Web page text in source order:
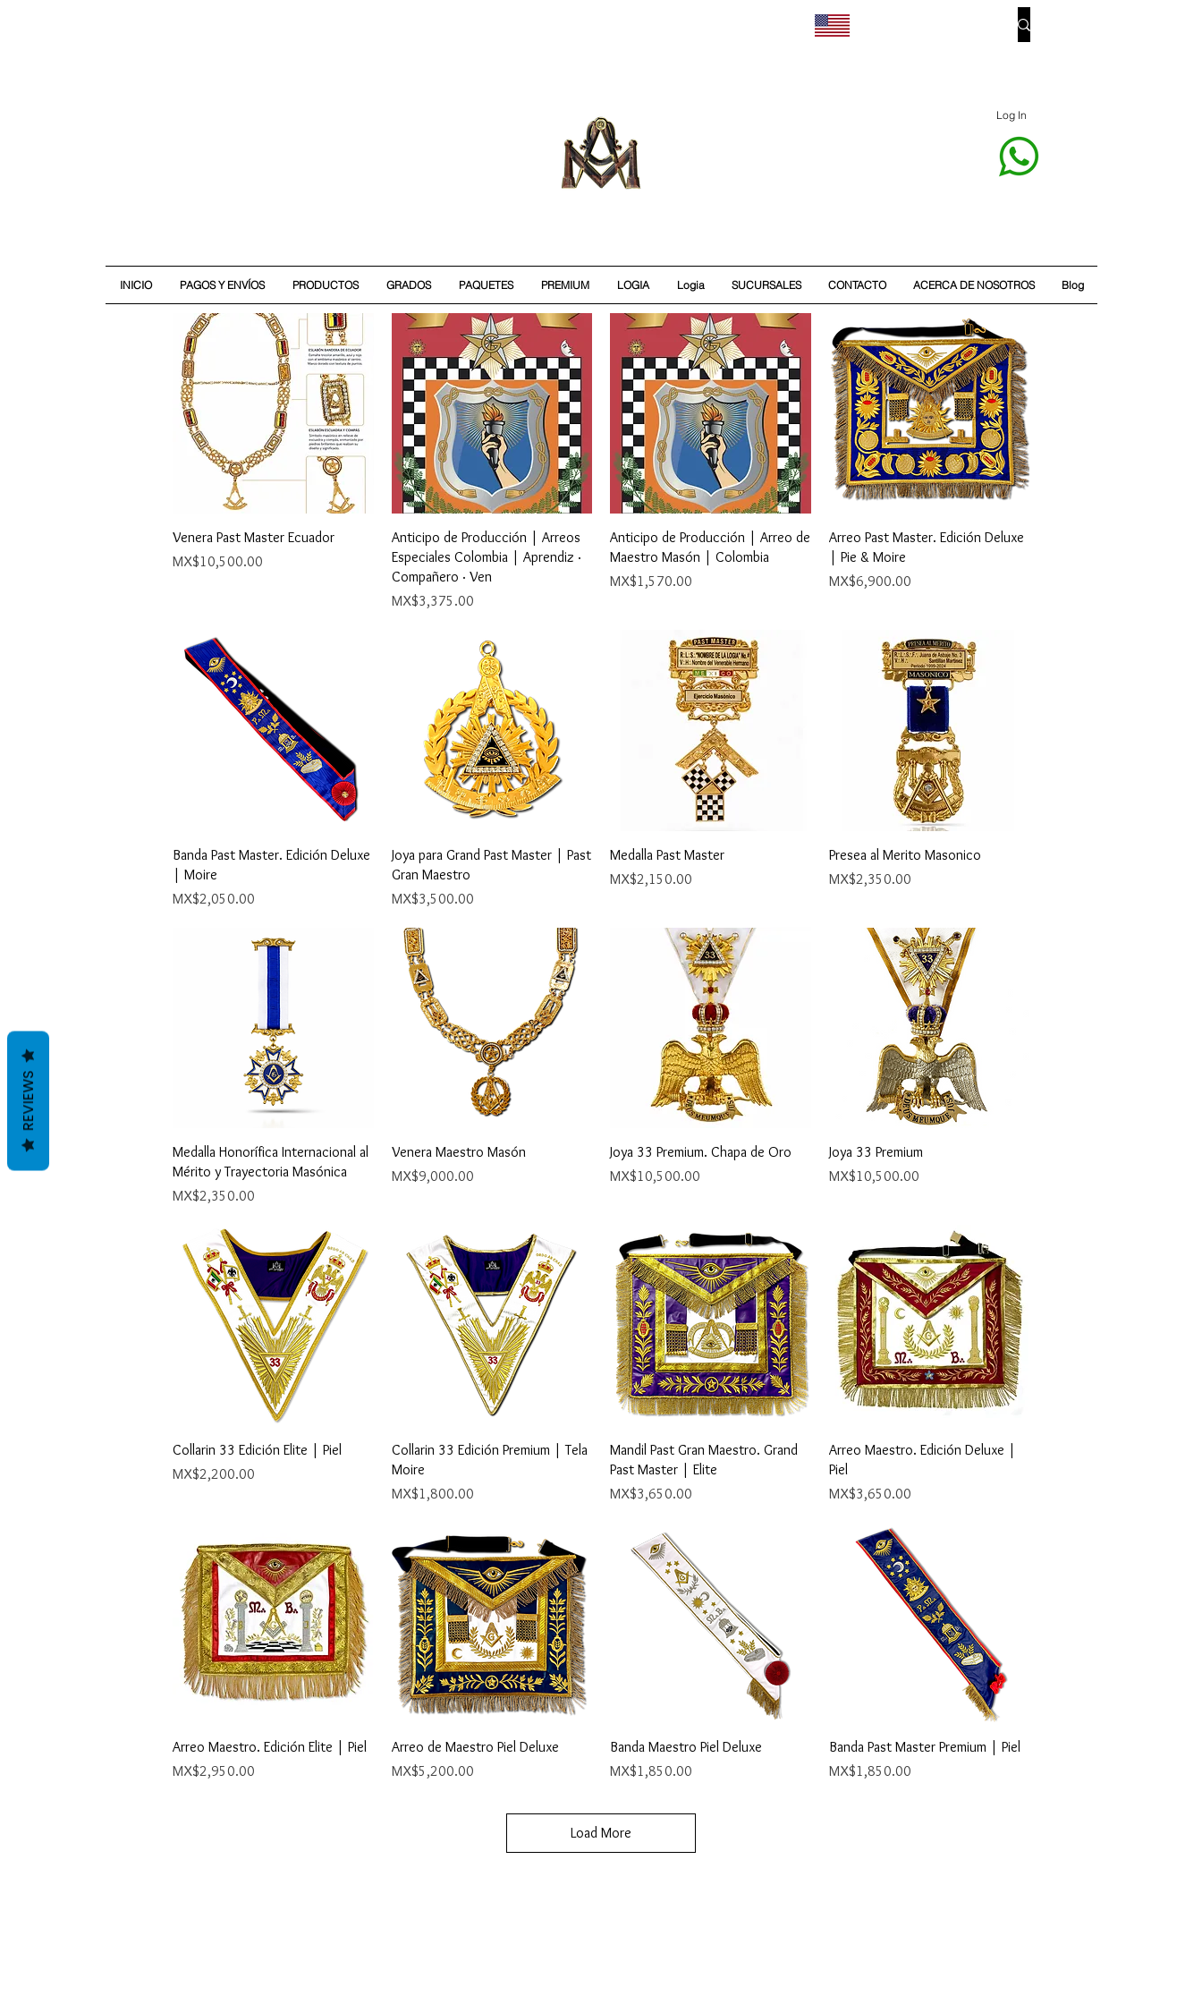
Log In
INICIO PAGOS Y ENVÍOS PRODUCTOS GRADOS PAQUETES PREMIUM LOGIA Logia SUCURSALES CONTACTO ACERCA DE NOSOTROS Blog
Quick View
Venera Past Master Ecuador
Price
MX$10,500.00
Quick View
Anticipo de Producción | Arreos
Especiales Colombia | Aprendiz ·
Compañero · Ven
Price
MX$3,375.00
Quick View
Anticipo de Producción | Arreo de
Maestro Masón | Colombia
Price
MX$1,570.00
Quick View
Arreo Past Master. Edición Deluxe
| Pie & Moire
Price
MX$6,900.00
Quick View
Banda Past Master. Edición Deluxe
| Moire
Price
MX$2,050.00
Quick View
Joya para Grand Past Master | Past
Gran Maestro
Price
MX$3,500.00
Quick View
Medalla Past Master
Price
MX$2,150.00
Quick View
Presea al Merito Masonico
Price
MX$2,350.00
Quick View
Medalla Honorífica Internacional al
Mérito y Trayectoria Masónica
Price
MX$2,350.00
Quick View
Venera Maestro Masón
Price
MX$9,000.00
Quick View
Joya 33 Premium. Chapa de Oro
Price
MX$10,500.00
Quick View
Joya 33 Premium
Price
MX$10,500.00
Quick View
Collarin 33 Edición Elite | Piel
Price
MX$2,200.00
Quick View
Collarin 33 Edición Premium | Tela
Moire
Price
MX$1,800.00
Quick View
Mandil Past Gran Maestro. Grand
Past Master | Elite
Price
MX$3,650.00
Quick View
Arreo Maestro. Edición Deluxe |
Piel
Price
MX$3,650.00
Quick View
Arreo Maestro. Edición Elite | Piel
Price
MX$2,950.00
Quick View
Arreo de Maestro Piel Deluxe
Price
MX$5,200.00
Quick View
Banda Maestro Piel Deluxe
Price
MX$1,850.00
Quick View
Banda Past Master Premium | Piel
Price
MX$1,850.00
Load More
REVIEWS